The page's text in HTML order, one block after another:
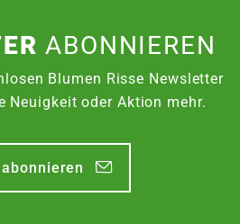
ABONNIEREN
Blumen Risse Newsletter
Neuigkeit oder Aktion mehr.